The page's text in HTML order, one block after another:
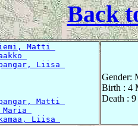
Back
Matti
Liisa
Matti
Maria
Liisa
Gender:
Birth : 4
Death :